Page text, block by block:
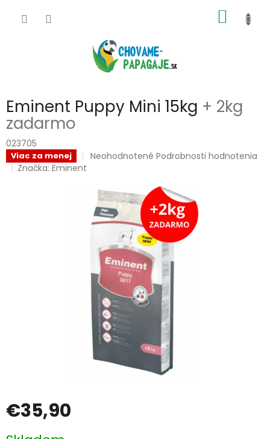
KOŠÍK
Eminent Puppy Mini 15kg + 2kg
zadarmo
023705
Viac za menej
Priemerné
0,0
z
5
hviezdičiek.
Neohodnotené Podrobnosti hodnotenia
Značka:Eminent
€35,90